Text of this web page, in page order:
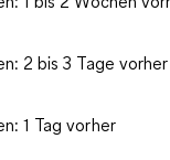
2 bis 3 Tage vorher
1 Tag vorher